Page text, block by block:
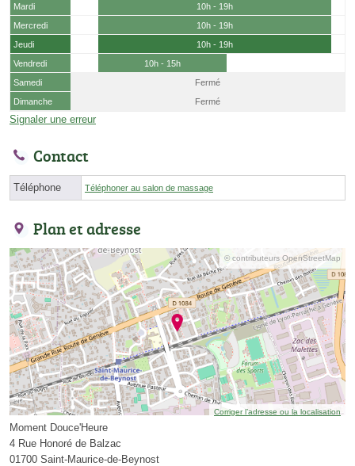
Mardi
10h - 19h
Mercredi
10h - 19h
Jeudi
10h - 19h
Vendredi
10h - 15h
Samedi
Fermé
Dimanche
Fermé
Signaler une erreur
Contact
Téléphone Téléphoner au salon de massage
Plan et adresse
© contributeurs OpenStreetMap
Corriger l’adresse ou la localisation
Moment Douce'Heure
4 Rue Honoré de Balzac
01700 Saint-Maurice-de-Beynost